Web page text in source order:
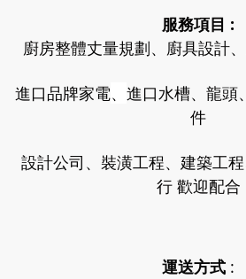
服務項目 :
廚房整體丈量規劃、廚具設計
進口品牌家電、 進口水槽、龍頭
件
設計公司、裝潢工程、建築工
行 歡迎配合
運送方式 :